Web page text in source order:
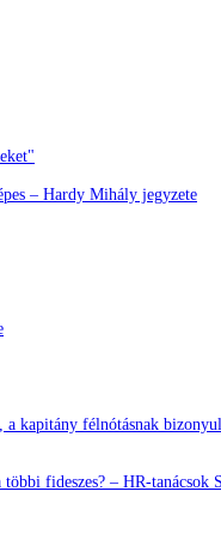
– Hardy Mihály jegyzete
kapitány félnótásnak
fideszes? – HR-tanácsok